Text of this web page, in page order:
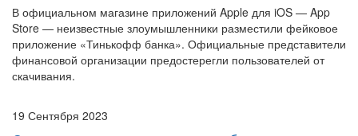
приложение «Тинькофф банка». Официальные представители
финансовой организации предостерегли пользователей от
скачивания.
19 Сентября 2023
ответчиков заявлять о взыскании убытков